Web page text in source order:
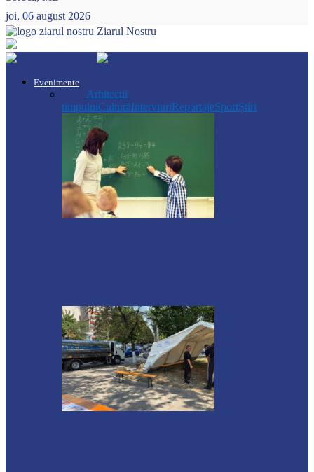
joi, 06 august 2026
Ziarul Nostru
Evenimente
Arhitecții
timpuluiCulturăInterviuriReportajeSportȘtiri